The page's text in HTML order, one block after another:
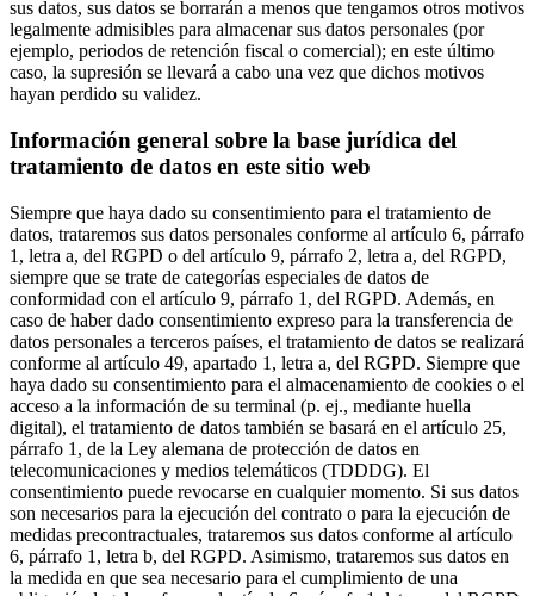
sus datos, sus datos se borrarán a menos que tengamos otros motivos
legalmente admisibles para almacenar sus datos personales (por
ejemplo, periodos de retención fiscal o comercial); en este último
caso, la supresión se llevará a cabo una vez que dichos motivos
hayan perdido su validez.
Información general sobre la base jurídica del
tratamiento de datos en este sitio web
Siempre que haya dado su consentimiento para el tratamiento de
datos, trataremos sus datos personales conforme al artículo 6, párrafo
1, letra a, del RGPD o del artículo 9, párrafo 2, letra a, del RGPD,
siempre que se trate de categorías especiales de datos de
conformidad con el artículo 9, párrafo 1, del RGPD. Además, en
caso de haber dado consentimiento expreso para la transferencia de
datos personales a terceros países, el tratamiento de datos se realizará
conforme al artículo 49, apartado 1, letra a, del RGPD. Siempre que
haya dado su consentimiento para el almacenamiento de cookies o el
acceso a la información de su terminal (p. ej., mediante huella
digital), el tratamiento de datos también se basará en el artículo 25,
párrafo 1, de la Ley alemana de protección de datos en
telecomunicaciones y medios telemáticos (TDDDG). El
consentimiento puede revocarse en cualquier momento. Si sus datos
son necesarios para la ejecución del contrato o para la ejecución de
medidas precontractuales, trataremos sus datos conforme al artículo
6, párrafo 1, letra b, del RGPD. Asimismo, trataremos sus datos en
la medida en que sea necesario para el cumplimiento de una